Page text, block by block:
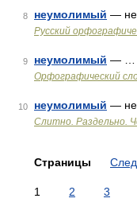
8 неумолимый —
Русский
9 неумолимый — …
Орфографический
10 неумолимый —
Слитно. Раздельно.
Страницы
1 2 3